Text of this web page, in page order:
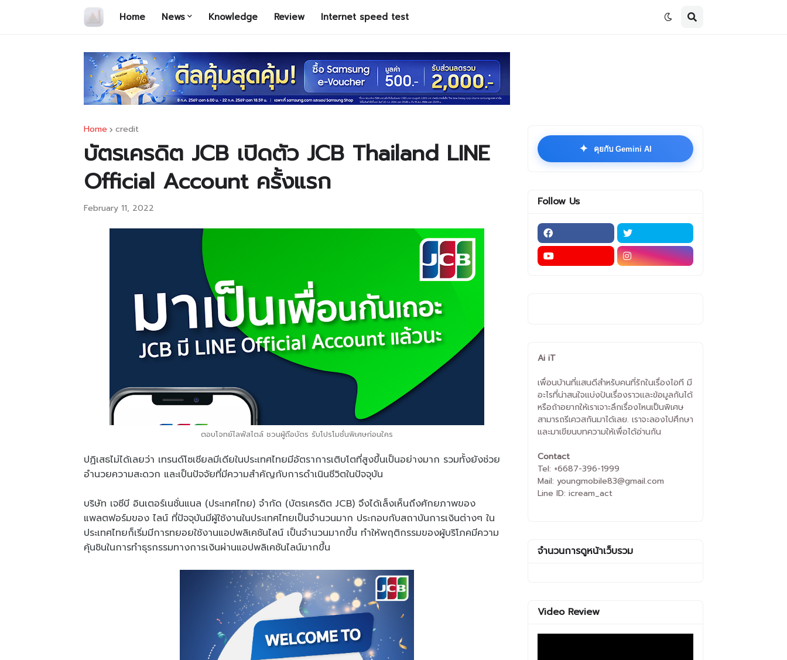
Home News Knowledge Review Internet speed test
Home credit
บัตรเครดิต JCB เปิดตัว JCB Thailand LINE
Official Account ครั้งแรก
February 11, 2022
ตอบโจทย์ไลฟ์สไตล์ ชวนผู้ถือบัตร รับโปรโมชั่นพิเศษก่อนใคร
ปฏิเสธไม่ได้เลยว่า เทรนด์โซเชียลมีเดียในประเทศไทยมีอัตราการเติบโตที่สูงขึ้นเป็นอย่างมาก รวมทั้งยังช่วย
อำนวยความสะดวก และเป็นปัจจัยที่มีความสำคัญกับการดำเนินชีวิตในปัจจุบัน
บริษัท เจซีบี อินเตอร์เนชั่นแนล (ประเทศไทย) จำกัด (บัตรเครดิต JCB) จึงได้เล็งเห็นถึงศักยภาพของ
แพลตฟอร์มของ ไลน์ ที่ปัจจุบันมีผู้ใช้งานในประเทศไทยเป็นจำนวนมาก ประกอบกับสถาบันการเงินต่างๆ ใน
ประเทศไทยก็เริ่มมีการทยอยใช้งานแอปพลิเคชันไลน์ เป็นจำนวนมากขึ้น ทำให้พฤติกรรมของผู้บริโภคมีความ
คุ้นชินในการทำธุรกรรมทางการเงินผ่านแอปพลิเคชันไลน์มากขึ้น
✦ คุยกับ Gemini AI
Follow Us
Ai iT
เพื่อนบ้านที่แสนดีสำหรับคนที่รักในเรื่องไอที มี
อะไรที่น่าสนใจแบ่งปันเรื่องราวและข้อมูลกันได้
หรือถ้าอยากให้เราเจาะลึกเรื่องไหนเป็นพิเศษ
สามารถรีเควสกันมาได้เลย. เราจะลองไปศึกษา
และมาเขียนบทความให้เพื่อได้อ่านกัน
Contact
Tel: +6687-396-1999
Mail: youngmobile83@gmail.com
Line ID: icream_act
จำนวนการดูหน้าเว็บรวม
Video Review